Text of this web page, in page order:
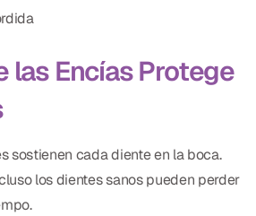
las Encías Protege
sostienen cada diente en la boca.
los dientes sanos pueden perder